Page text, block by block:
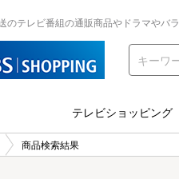
のテレビ番組の通販商品やドラマやバ
テレビショッピング
商品検索結果